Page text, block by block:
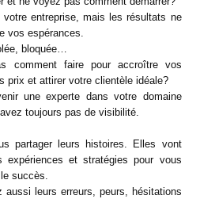
entreprise, mais les résultats ne
vos espérances.
bloquée…
comment faire pour accroître vos
prix et attirer votre clientèle idéale?
une experte dans votre domaine
toujours pas de visibilité.
partager leurs histoires. Elles vont
expériences et stratégies pour vous
succès.
aussi leurs erreurs, peurs, hésitations